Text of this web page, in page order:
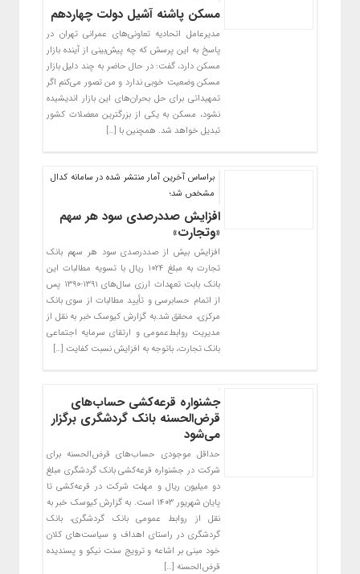
مسکن پاشنه آشیل دولت چهاردهم
مدیرعامل اتحادیه تعاونی‌های عمرانی تهران در
پاسخ به این پرسش که چه پیش‌بینی از آینده بازار
مسکن دارد، گفت: در حال حاضر به چند دلیل بازار
مسکن وضعیت خوبی ندارد و من تصور می‌کنم اگر
تمهیداتی برای حل بحران‌های این بازار اندیشیده
نشود، مسکن به یکی از بزرگترین معضلات کشور
تبدیل خواهد شد. همچنین با […]
براساس آخرین آمار منتشر شده در سامانه کدال
مشخص شد؛
افزایش صددرصدی سود هر سهم
«وتجارت»
افزایش بیش از صددرصدی سود هر سهم بانک
تجارت به مبلغ ۱۰۲۴ ریال با تسویه مطالبات این
بانک بابت تعهدات ارزی سال‌های ۱۳۹۱-۱۳۹۰ پس
از اتمام حسابرسی و تأیید مطالبات از سوی بانک
مرکزی، محقق شد.به گزارش کیوسک خبر به نقل از
مدیریت روابط‌عمومی و ارتقای سرمایه اجتماعی
بانک تجارت، باتوجه به افزایش نسبت کفایت […]
جشنواره قرعه‌کشی حساب‌های
قر‌ض‌الحسنه بانک گردشگری برگزار
می‌شود
حداقل موجودی حساب‌های قرض‌الحسنه برای
شرکت در جشنواره قرعه‌کشی بانک گردشگری مبلغ
دو میلیون ریال و مهلت شرکت در قرعه‌کشی تا
پایان شهریور ۱۴۰۳ است. به گزارش کیوسک خبر به
نقل از روابط عمومی بانک گردشگری، بانک
گردشگری در راستای اهداف و سیاست‌های کلان
خود مبنی بر اشاعه و ترویج سنت نیکو و پسندیده
قرض‌الحسنه […]